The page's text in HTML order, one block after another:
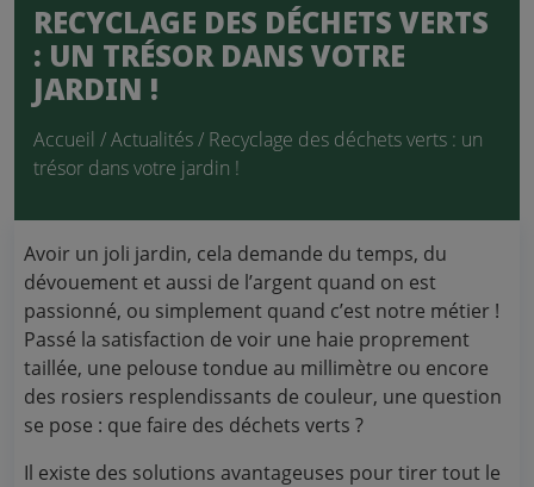
RECYCLAGE DES DÉCHETS VERTS
: UN TRÉSOR DANS VOTRE
JARDIN !
Accueil /Actualités/ Recyclage des déchets verts : un
trésor dans votre jardin !
Avoir un joli jardin, cela demande du temps, du
dévouement et aussi de l’argent quand on est
passionné, ou simplement quand c’est notre métier !
Passé la satisfaction de voir une haie proprement
taillée, une pelouse tondue au millimètre ou encore
des rosiers resplendissants de couleur, une question
se pose : que faire des déchets verts ?
Il existe des solutions avantageuses pour tirer tout le